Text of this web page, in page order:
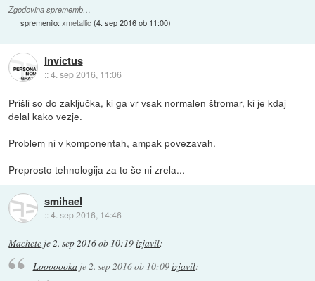
Zgodovina sprememb…
spremenilo:xmetallic (4. sep 2016 ob 11:00)
Invictus
::4. sep 2016, 11:06
Prišli so do zaključka, ki ga vr vsak normalen štromar, ki je kdaj
delal kako vezje.
Problem ni v komponentah, ampak povezavah.
Preprosto tehnologija za to še ni zrela...
smihael
::4. sep 2016, 14:46
Machete je2. sep 2016 ob 10:19izjavil:
Looooookaje2. sep 2016 ob 10:09izjavil: